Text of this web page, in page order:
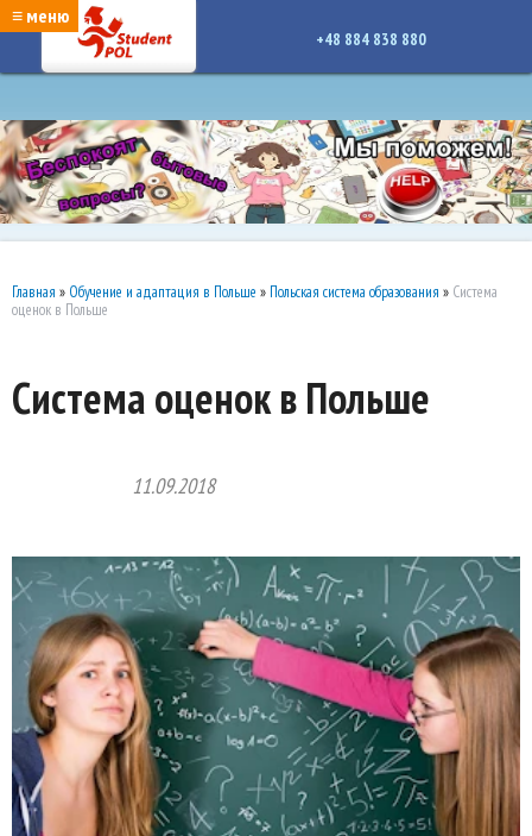
google-site-verification: google7a917c261df1566b.htmlgoogle-site-verification:
google7a917c261df1566b.html
≡ меню
+48 884 838 880
Главная » Обучение и адаптация в Польше » Польская система образования » Система
оценок в Польше
Система оценок в Польше
11.09.2018